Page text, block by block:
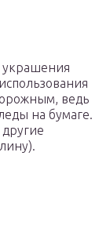
украшения
ведь
на бумаге.